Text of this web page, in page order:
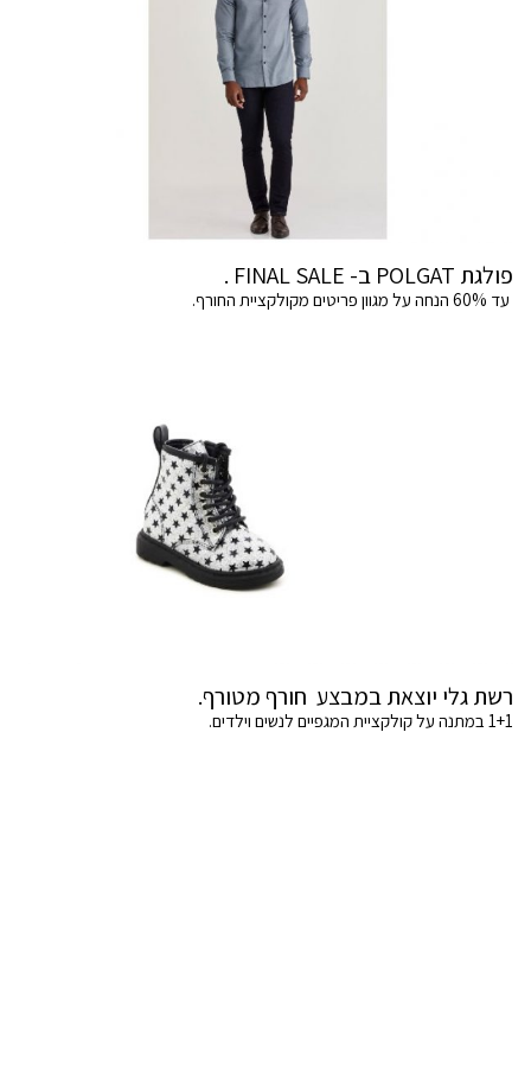
פולגת POLGAT ב- FINAL SALE .
עד 60% הנחה על מגוון פריטים מקולקציית החורף.
רשת גלי יוצאת במבצע חורף מטורף.
1+1 במתנה על קולקציית המגפיים לנשים וילדים.